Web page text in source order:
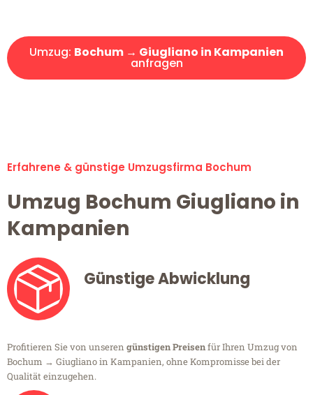
Umzug: Bochum → Giugliano in Kampanien
anfragen
Erfahrene & günstige Umzugsfirma Bochum
Umzug Bochum Giugliano in
Kampanien
Günstige Abwicklung
Profitieren Sie von unseren günstigen Preisenfür Ihren Umzug von
Bochum → Giugliano in Kampanien, ohne Kompromisse bei der
Qualität einzugehen.